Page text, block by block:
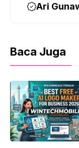
Ari
Baca Juga